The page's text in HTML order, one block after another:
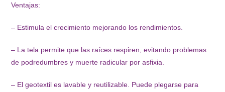
Ventajas:
– Estimula el crecimiento mejorando los rendimientos.
– La tela permite que las raíces respiren, evitando problemas
de podredumbres y muerte radicular por asfixia.
– El geotextil es lavable y reutilizable. Puede plegarse para